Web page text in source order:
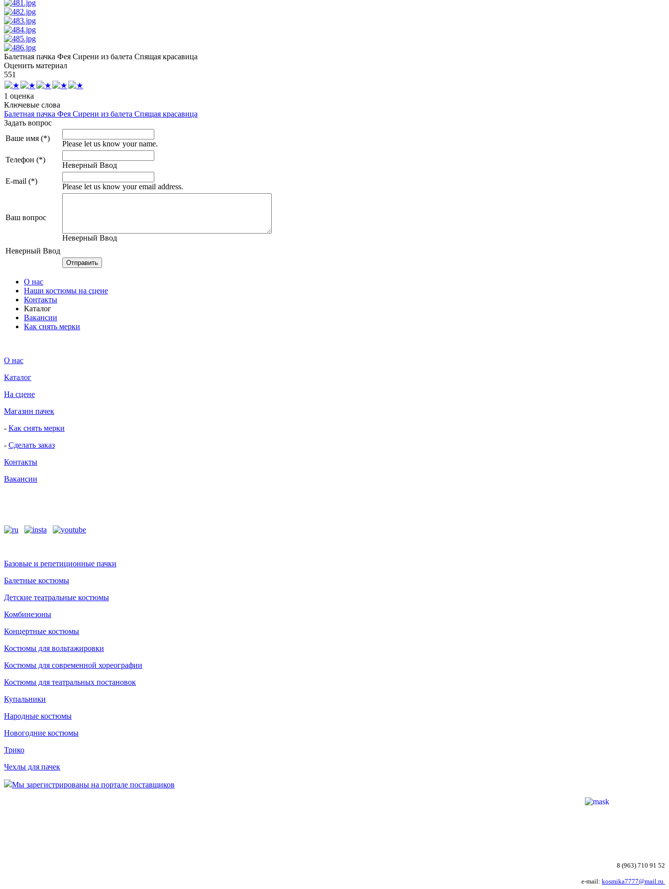
Балетная пачка Фея Сирени из балета Спящая красавица
Оценить материал
551
1 оценка
Ключевые слова
Балетная пачка Фея Сирени из балета Спящая красавица
Задать вопрос
Ваше имя (*)
Please let us know your name.
Телефон (*)
Неверный Ввод
E-mail (*)
Please let us know your email address.
Ваш вопрос
Неверный Ввод
Неверный Ввод
О нас
Наши костюмы на сцене
Контакты
Каталог
Вакансии
Как снять мерки
О нас
Каталог
На сцене
Магазин пачек
- Как снять мерки
- Сделать заказ
Контакты
Вакансии
Базовые и репетиционные пачки
Балетные костюмы
Детские театральные костюмы
Комбинезоны
Концертные костюмы
Костюмы для вольтажировки
Костюмы для современной хореографии
Костюмы для театральных постановок
Купальники
Народные костюмы
Новогодние костюмы
Трико
Чехлы для пачек
Мы зарегистрированы на портале поставщиков
8 (963) 710 91 52
e-mail: kosmika7777@mail.ru